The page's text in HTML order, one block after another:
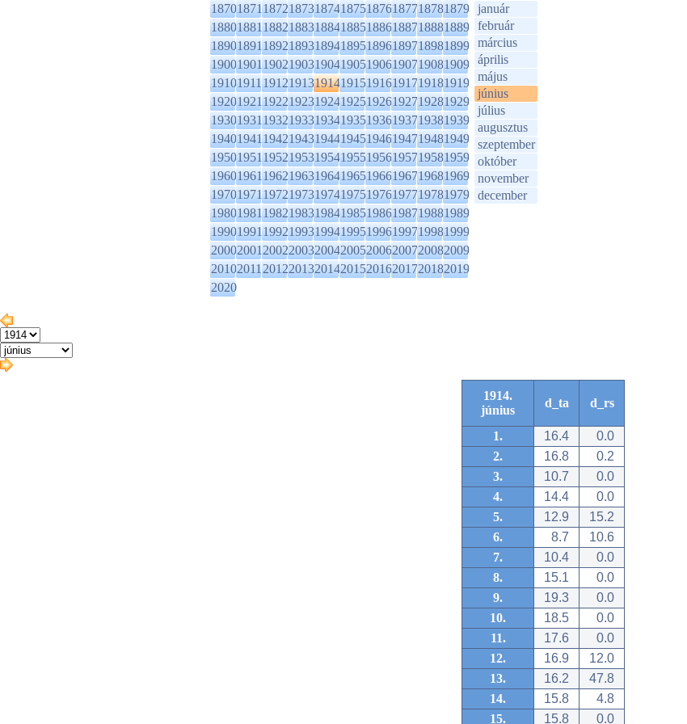
1870187118721873187418751876187718781879
1880188118821883188418851886188718881889
1890189118921893189418951896189718981899
1900190119021903190419051906190719081909
1910191119121913191419151916191719181919
1920192119221923192419251926192719281929
1930193119321933193419351936193719381939
1940194119421943194419451946194719481949
1950195119521953195419551956195719581959
1960196119621963196419651966196719681969
1970197119721973197419751976197719781979
1980198119821983198419851986198719881989
1990199119921993199419951996199719981999
2000200120022003200420052006200720082009
2010201120122013201420152016201720182019
2020
január
február
március
április
május
június
július
augusztus
szeptember
október
november
december
1914.
június
d_ta d_rs
1. 16.4
0.0
2.
16.8
0.2
3.
10.7
0.0
4.
14.4
0.0
5.
12.9
15.2
6.
8.7
10.6
7.
10.4
0.0
8.
15.1
0.0
9.
19.3
0.0
10.
18.5
0.0
11.
17.6
0.0
12.
16.9
12.0
13.
16.2
47.8
14.
15.8
4.8
15.
15.8 0.0